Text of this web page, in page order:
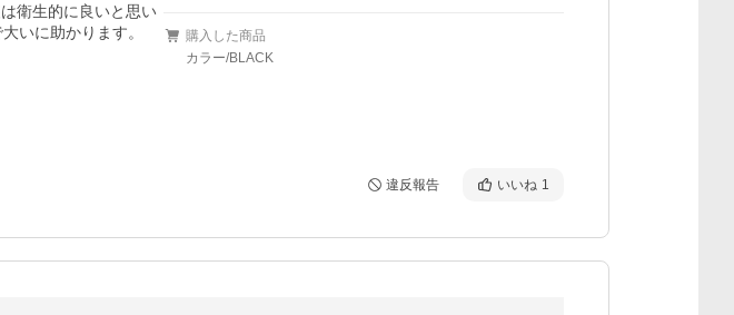
衛生的に良いと思い
いに助かります。
購入した商品
カラー/BLACK
違反報告 いいね 1